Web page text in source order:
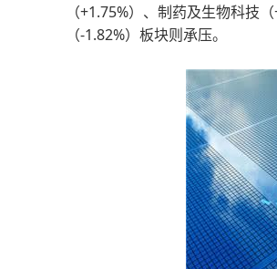
（+1.75%）、制药及生物科技
（-1.82%）板块则承压。